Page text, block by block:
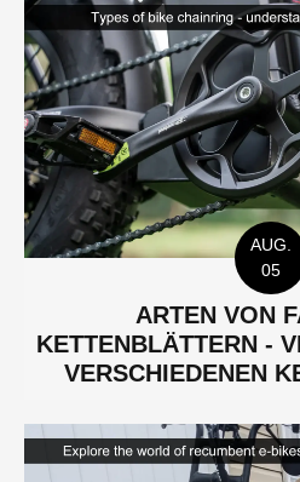
AUG.
05
ARTEN VON
KETTENBLÄTTERN -
VERSCHIEDENEN